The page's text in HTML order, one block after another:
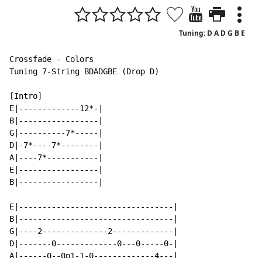
Tuning: D A D G B E
Crossfade - Colors
Tuning 7-String BDADGBE (Drop D)
[Intro]
E|-------------12*-|
B|-----------------|
G|----------7*-----|
D|-7*----7*--------|
A|----7*-----------|
E|-----------------|
B|-----------------|
E|---------------------------------|
B|---------------------------------|
G|----2--------------2-------------|
D|-------0-------------0---0-----0-|
A|------0--0p1-1-0-------------4---|